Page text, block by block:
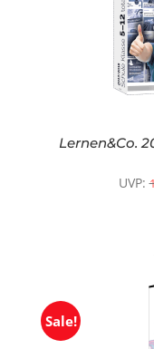
Lernen&Co.
UVP:
Sale!